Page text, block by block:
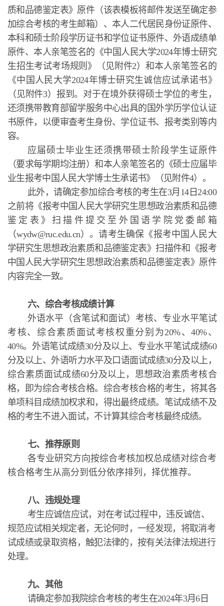
质和品德鉴定表》原件（该表模板将邮件发送至确定参
加综合考核的考生邮箱）、本人二代居民身份证原件、
本科和硕士阶段学历证书和学位证书原件、外语成绩单
原件、本人亲笔签名的《中国人民大学2024年博士研究
生招生考试考场规则》（见附件2）和本人亲笔签名的
《中国人民大学2024年博士研究生诚信应试承诺书》
（见附件3）报到。对于在境外获得硕士学位的考生，
还须携带教育部留学服务中心出具的国外学历学位认证
书原件，以便审查考生身份、学位证书、报考类别等内
容。
应届硕士毕业生还须携带硕士阶段学生证原件
（要求每学期均注册）和本人亲笔签名的《硕士应届毕
业生报考中国人民大学博士生承诺书》（见附件4）。
此外，请确定参加综合考核的考生在3月14日24:00
之前将《报考中国人民大学研究生思想政治素质和品德
鉴定表》扫描件提交至外国语学院党委邮箱
（wydw@ruc.edu.cn）。请考生确保《报考中国人民大
学研究生思想政治素质和品德鉴定表》扫描件和《报考
中国人民大学研究生思想政治素质和品德鉴定表》原件
内容完全一致。
六、综合考核成绩计算
外语水平（含笔试和面试）考核、专业水平笔试
考核、综合素质面试考核权重分别为20%、40%、
40%。外语笔试成绩30分及以上、专业水平笔试成绩60
分及以上、外语听力水平及口语面试成绩30分及以上，
综合素质面试成绩60分及以上，思想政治素质考核合
格，即为综合考核合格。综合考核合格的考生，将其各
单项科目成绩加权求和，得出最终成绩。笔试成绩不及
格的考生不进入面试，不计算其综合考核最终成绩。
七、推荐原则
各专业研究方向按综合考核加权总成绩对综合考
核合格考生从高分到低分依序排列，择优推荐。
八、违规处理
考生应诚信应试，对在考试过程中，违反诚信、
规范应试相关规定者，无论何时，一经发现，将取消考
试成绩或录取资格，触犯法律的，按有关法律法规进行
处理。
九、其他
请确定参加我院综合考核的考生在2024年3月6日